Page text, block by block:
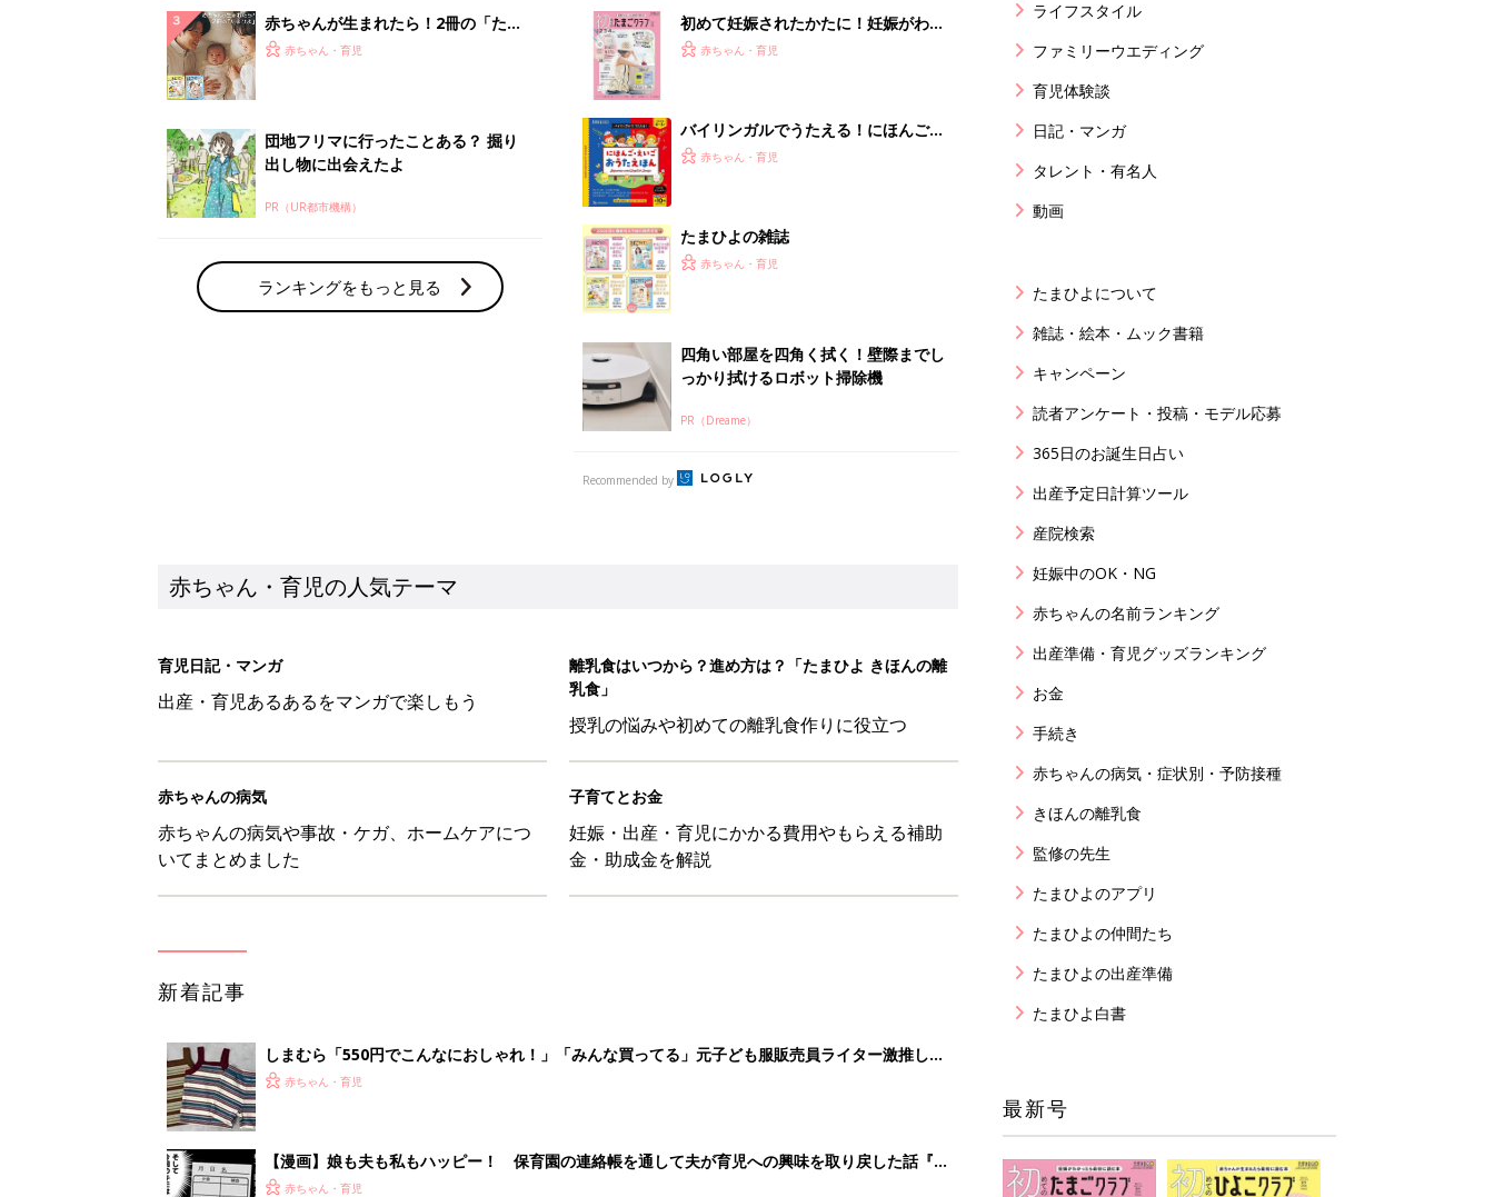
解決テク
赤ちゃんが生まれたら！2冊の「たま
ひよ」
赤ちゃん・育児
団地フリマに行ったことある？ 掘り
出し物に出会えたよ
PR（UR都市機構）
ランキングをもっと見る
初めて妊娠されたかたに！妊娠がわか
ったら最初に読む本『初めてのたまご
赤ちゃん・育児
バイリンガルでうたえる！にほんご
えいご おうたえほん（たまひよ おう
赤ちゃん・育児
たまひよの雑誌
赤ちゃん・育児
四角い部屋を四角く拭く！壁際までし
っかり拭けるロボット掃除機
PR（Dreame）
Recommended by
赤ちゃん・育児の人気テーマ
育児日記・マンガ
出産・育児あるあるをマンガで楽しもう
離乳食はいつから？進め方は？「たまひよ きほんの離
乳食」
授乳の悩みや初めての離乳食作りに役立つ
赤ちゃんの病気
赤ちゃんの病気や事故・ケガ、ホームケアにつ
いてまとめました
子育てとお金
妊娠・出産・育児にかかる費用やもらえる補助
金・助成金を解説
新着記事
しまむら「550円でこんなにおしゃれ！」「みんな買ってる」元子ども服販売員ライター激推し★
夏のバズりトップス4選
赤ちゃん・育児
【漫画】娘も夫も私もハッピー！ 保育園の連絡帳を通して夫が育児への興味を取り戻した話『ふ
うふう子育て ＃92』
赤ちゃん・育児
ライフスタイル
ファミリーウエディング
育児体験談
日記・マンガ
タレント・有名人
動画
たまひよについて
雑誌・絵本・ムック書籍
キャンペーン
読者アンケート・投稿・モデル応募
365日のお誕生日占い
出産予定日計算ツール
産院検索
妊娠中のOK・NG
赤ちゃんの名前ランキング
出産準備・育児グッズランキング
お金
手続き
赤ちゃんの病気・症状別・予防接種
きほんの離乳食
監修の先生
たまひよのアプリ
たまひよの仲間たち
たまひよの出産準備
たまひよ白書
最新号